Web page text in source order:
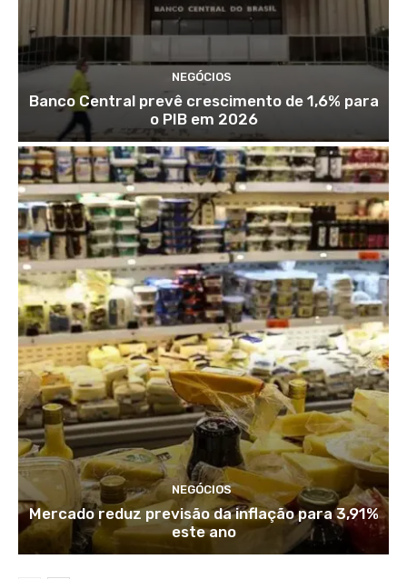
NEGÓCIOS
Banco Central prevê crescimento de 1,6% para
o PIB em 2026
NEGÓCIOS
Mercado reduz previsão da inflação para 3,91%
este ano